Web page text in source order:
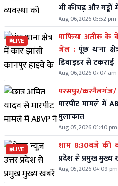
भी कीचड़ और गड्ढों
Aug 06, 2026 05:52 pm
LIVE
माफिया अतीक के
जेल : पूंछ थाना
डिवाइडर से टकराई
Aug 06, 2026 07:07 am
मारपीट मामले में
मुलाकात
Aug 05, 2026 05:40 pm
LIVE शाम 8:30बजे की
प्रदेश से प्रमुख मुख्य
Aug 05, 2026 04:09 pm